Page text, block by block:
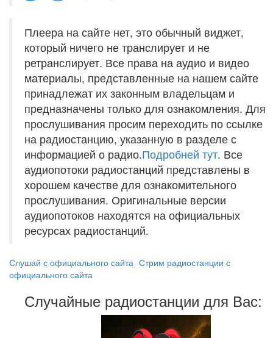
Плеера на сайте нет, это обычный виджет,
который ничего не транслирует и не
ретранслирует. Все права на аудио и видео
материалы, представленные на нашем сайте
принадлежат их законным владельцам и
предназначены только для ознакомления. Для
прослушивания просим переходить по ссылке
на радиостанцию, указанную в разделе с
информацией о радио.Подробней тут. Все
аудиопотоки радиостанций представлены в
хорошем качестве для ознакомительного
прослушивания. Оригинальные версии
аудиопотоков находятся на официальных
ресурсах радиостанций.
Слушай с официального сайта Стрим радиостанции с
официального сайта
Случайные радиостанции для Вас: